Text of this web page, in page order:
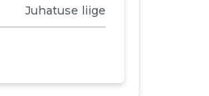
Juhatuse liige